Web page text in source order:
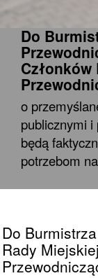
Do
Członków
o
publicznymi
będą
potrzebom
Do
Rady